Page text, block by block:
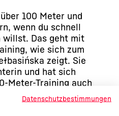
100 Meter und
wenn du schnell
willst. Das geht mit
wie sich zum
zeigt. Sie
und hat sich
Meter-Training auch
Meter verbessert.
Datenschutzbestimmungen